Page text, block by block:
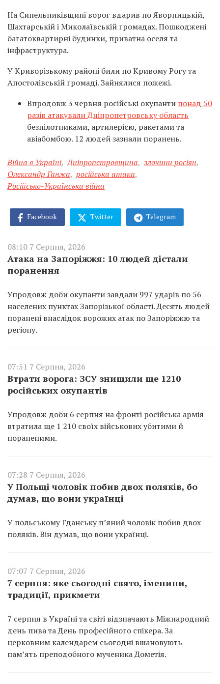
На Синельниківщині ворог вдарив по Яворницькій,
Шахтарській і Миколаївській громадах. Пошкоджені
багатоквартирні будинки, приватна оселя та
інфраструктура.
У Криворізькому районі били по Кривому Рогу та
Апостолівській громаді. Зайнялися пожежі.
Впродовж 3 червня російські окупанти понад 50
разів атакували Дніпропетровську область
безпілотниками, артилерією, ракетами та
авіабомбою. 12 людей зазнали поранень.
Війна в Україні, Дніпропетровщина, злочини росіян,
Олександр Ганжа, російська атака,
Російсько-Українська війна
Facebook Twitter Telegram
08:10 7 Серпня, 2026
Атака на Запоріжжя: 10 людей дістали
поранення
Упродовж доби окупанти завдали 997 ударів по 56
населених пунктах Запорізької області. Десять людей
поранені внаслідок ворожих атак по Запоріжжю та
регіону.
07:51 7 Серпня, 2026
Втрати ворога: ЗСУ знищили ще 1210
російських окупантів
Упродовж доби 6 серпня на фронті російська армія
втратила ще 1 210 своїх військових убитими й
пораненими.
07:28 7 Серпня, 2026
У Польщі чоловік побив двох поляків, бо
думав, що вони українці
У польському Гданську п’яний чоловік побив двох
поляків. Він думав, що вони українці.
07:07 7 Серпня, 2026
7 серпня: яке сьогодні свято, іменини,
традиції, прикмети
7 серпня в Україні та світі відзначають Міжнародний
день пива та День професійного спікера. За
церковним календарем сьогодні вшановують
пам’ять преподобного мученика Дометія.